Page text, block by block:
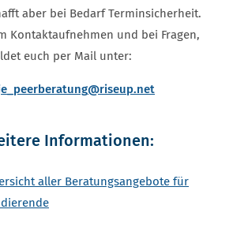
aber bei Bedarf Terminsicherheit.
Kontaktaufnehmen und bei Fragen,
euch per Mail unter:
@riseup.net
Informationen:
aller Beratungsangebote für